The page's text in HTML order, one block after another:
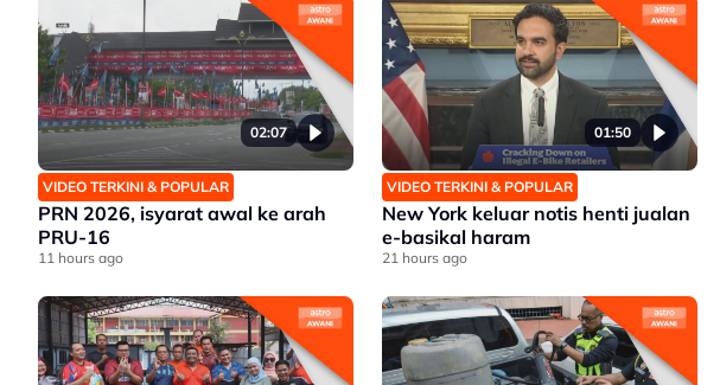
02:07
VIDEO TERKINI & POPULAR
PRN 2026, isyarat awal ke arah
PRU-16
11 hours ago
01:50
VIDEO TERKINI & POPULAR
New York keluar notis henti jualan
e-basikal haram
21 hours ago